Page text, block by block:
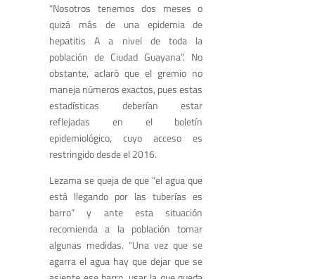
“Nosotros tenemos dos meses o
quizá más de una epidemia de
hepatitis A a nivel de toda la
población de Ciudad Guayana”. No
obstante, aclaró que el gremio no
maneja números exactos, pues estas
estadísticas deberían estar
reflejadas en el boletín
epidemiológico, cuyo acceso es
restringido desde el 2016.
Lezama se queja de que “el agua que
está llegando por las tuberías es
barro” y ante esta situación
recomienda a la población tomar
algunas medidas. “Una vez que se
agarra el agua hay que dejar que se